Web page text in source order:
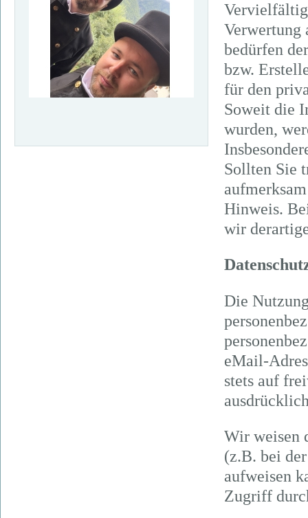
Verwertung
bedürfen
bzw.
für den
Soweit die
wurden,
Sollten Sie
Hinweis.
wir
Die
eMail-
stets auf
Wir weisen
(z.B. bei
aufweisen
Zugriff